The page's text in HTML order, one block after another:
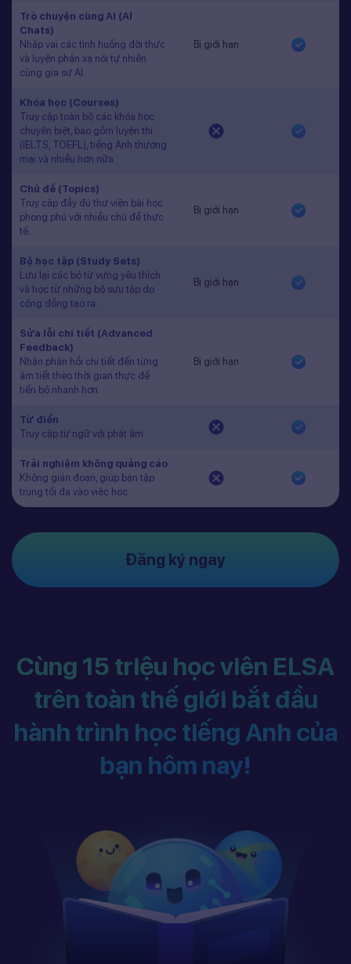
Trò chuyện cùng AI (AI
Chats)
Nhập vai các tình huống đời thực
và luyện phản xạ nói tự nhiên
cùng gia sư AI.
Bị giới hạn
Khóa học (Courses)
Truy cập toàn bộ các khóa học
chuyên biệt, bao gồm luyện thi
(IELTS, TOEFL), tiếng Anh thương
mại và nhiều hơn nữa.
Chủ đề (Topics)
Truy cập đầy đủ thư viện bài học
phong phú với nhiều chủ đề thực
tế.
Bị giới hạn
Bộ học tập (Study Sets)
Lưu lại các bộ từ vựng yêu thích
và học từ những bộ sưu tập do
cộng đồng tạo ra.
Bị giới hạn
Sửa lỗi chi tiết (Advanced
Feedback)
Nhận phản hồi chi tiết đến từng
âm tiết theo thời gian thực để
tiến bộ nhanh hơn.
Bị giới hạn
Từ điển
Truy cập từ ngữ với phát âm
Trải nghiệm không quảng cáo
Không gián đoạn, giúp bạn tập
trung tối đa vào việc học.
Đăng ký ngay
Cùng 15 triệu học viên ELSA
trên toàn thế giới bắt đầu
hành trình học tiếng Anh của
bạn hôm nay!